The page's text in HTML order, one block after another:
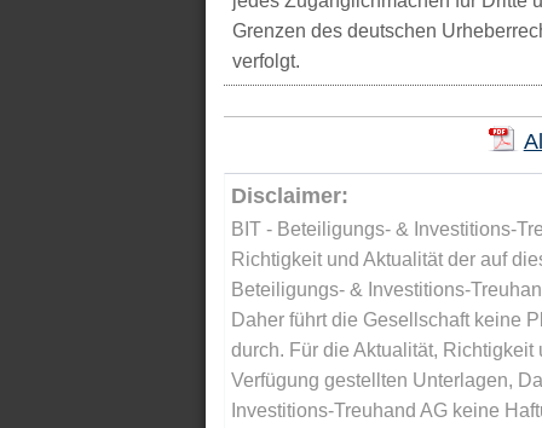
Grenzen des deutschen
verfolgt.
Disclaimer:
BIT - Beteiligungs- & Investitions-
Richtigkeit und Aktualität der auf
Beteiligungs- & Investitions-
Daher führt die Gesellschaft keine
durch. Für die Aktualität,
Verfügung gestellten Unterlagen,
Investitions-Treuhand AG keine